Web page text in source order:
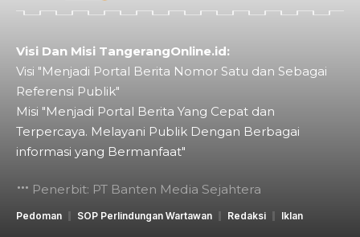
Visi Dan Misi TangerangOnline.id:
Visi "Menjadi Portal Berita Nomor Satu dan Sebagai
Referensi Publik"
Misi "Menjadi Portal Berita Yang Cepat dan
Terpercaya. Melayani Publik Dengan Berbagai
informasi yang Bermanfaat"
Penerbit: PT Banten Media Sejahtera
Pedoman SOP Perlindungan Wartawan Redaksi Iklan